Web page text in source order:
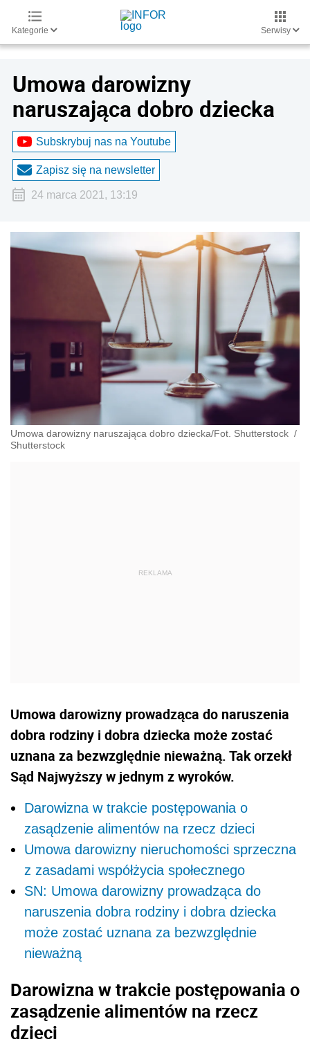
Kategorie Serwisy
Umowa darowizny
naruszająca dobro dziecka
Subskrybuj nas na Youtube
Zapisz się na newsletter
24 marca 2021, 13:19
Umowa darowizny naruszająca dobro dziecka/Fot. Shutterstock /
Shutterstock
Umowa darowizny prowadząca do naruszenia
dobra rodziny i dobra dziecka może zostać
uznana za bezwzględnie nieważną. Tak orzekł
Sąd Najwyższy w jednym z wyroków.
Darowizna w trakcie postępowania o
zasądzenie alimentów na rzecz dzieci
Umowa darowizny nieruchomości sprzeczna
z zasadami współżycia społecznego
SN: Umowa darowizny prowadząca do
naruszenia dobra rodziny i dobra dziecka
może zostać uznana za bezwzględnie
nieważną
Darowizna w trakcie postępowania o
zasądzenie alimentów na rzecz
dzieci